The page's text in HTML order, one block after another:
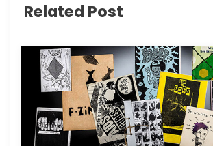
Related Post